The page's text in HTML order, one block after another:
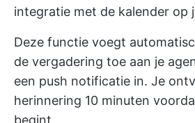
integratie met de kalender op
Deze functie voegt
de vergadering toe aan je
een push notificatie in. Je
herinnering 10 minuten
begint.